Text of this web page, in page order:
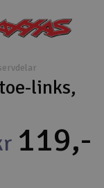
links,
119,-